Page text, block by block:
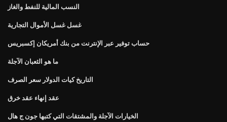
النسب المالية للنفط والغاز
غسل غسل الأموال التجارية
حساب توفير عبر الإنترنت من بنك أمريكان إكسبريس
ما هو الثعبان الآجلة
التاريخ كيات الدولار سعر الصرف
عقد إنهاء عقد خرق
الخيارات الآجلة والمشتقات التي كتبها جون ج هال